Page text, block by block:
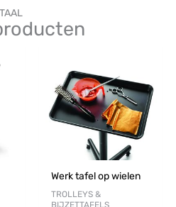
Werk tafel op wielen
TROLLEYS &